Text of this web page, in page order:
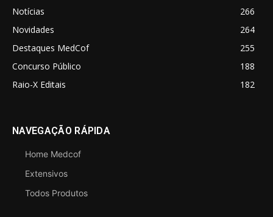
Notícias
266
Novidades
264
Destaques MedCof
255
Concurso Público
188
Raio-X Editais
182
NAVEGAÇÃO RÁPIDA
Home Medcof
Extensivos
Todos Produtos